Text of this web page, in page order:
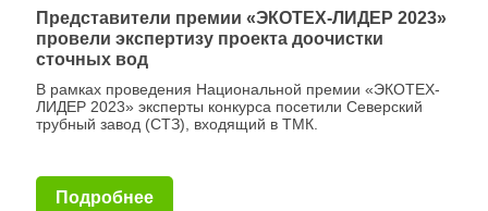
Представители премии «ЭКОТЕХ-ЛИДЕР 2023»
провели экспертизу проекта доочистки
сточных вод
В рамках проведения Национальной премии «ЭКОТЕХ-
ЛИДЕР 2023» эксперты конкурса посетили Северский
трубный завод (СТЗ), входящий в ТМК.
Подробнее